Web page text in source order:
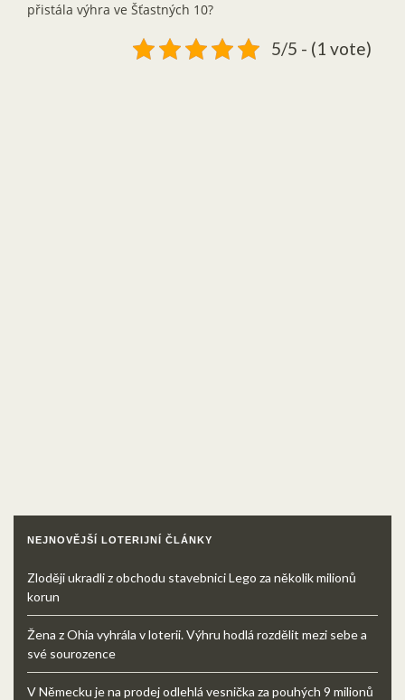
přistála výhra ve Šťastných 10?
5/5 - (1 vote)
NEJNOVĚJŠÍ LOTERIJNÍ ČLÁNKY
Zloději ukradli z obchodu stavebnici Lego za několik milionů
korun
Žena z Ohia vyhrála v loterii. Výhru hodlá rozdělit mezi sebe a
své sourozence
V Německu je na prodej odlehlá vesnička za pouhých 9 milionů